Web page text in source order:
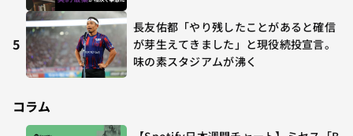
5
長友佑都「やり残したことがあると確信
が芽生えてきました」と現役続投宣言。
味の素スタジアムが沸く
コラム